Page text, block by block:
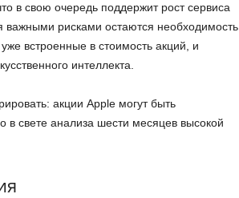
в свою очередь поддержит рост сервиса
важными рисками остаются необходимость
встроенные в стоимость акций, и
интеллекта.
акции Apple могут быть
в свете анализа шести месяцев высокой